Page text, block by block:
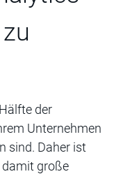
der
Unternehmen
sind. Daher ist
damit große